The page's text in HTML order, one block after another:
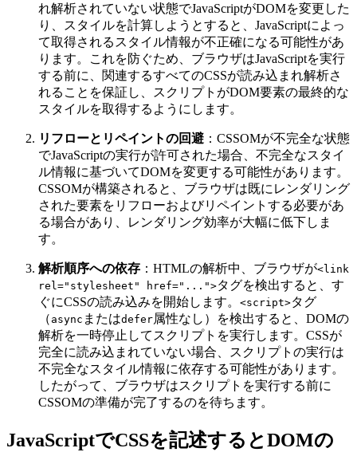
れ解析されていない状態でJavaScriptがDOMを変更した
り、スタイルを計算しようとすると、JavaScriptによっ
て取得されるスタイル情報が不正確になる可能性があ
ります。これを防ぐため、ブラウザはJavaScriptを実行
する前に、関連するすべてのCSSが読み込まれ解析さ
れることを保証し、スクリプトがDOM要素の最終的な
スタイルを取得するようにします。
リフローとリペイントの回避 ：CSSOMが不完全な状態
でJavaScriptの実行が許可された場合、不完全なスタイ
ル情報に基づいてDOMを変更する可能性があります。
CSSOMが構築されると、ブラウザは既にレンダリング
された要素をリフローおよびリペイントする必要があ
る場合があり、レンダリング効率が大幅に低下しま
す。
解析順序への依存 ：HTMLの解析中、ブラウザが<link
rel="stylesheet" href="...">タグを検出すると、す
ぐにCSSの読み込みを開始します。 <script>タグ
（ async またはdefer属性なし）を検出すると、DOMの
解析を一時停止してスクリプトを実行します。CSSが
完全に読み込まれていない場合、スクリプトの実行は
不完全なスタイル情報に依存する可能性があります。
したがって、ブラウザはスクリプトを実行する前に
CSSOMの準備が完了するのを待ちます。
JavaScriptでCSSを記述するとDOMの